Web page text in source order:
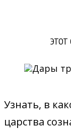
ЭТОТ
Узнать, в
царства